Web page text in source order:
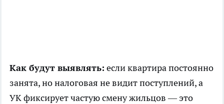
Как будут выявлять: если квартира постоянно
занята, но налоговая не видит поступлений, а
УК фиксирует частую смену жильцов — это